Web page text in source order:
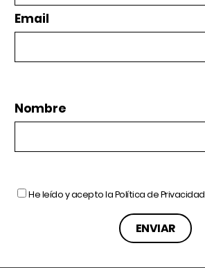
Email
Nombre
He leído y acepto laPolítica de Privacidad